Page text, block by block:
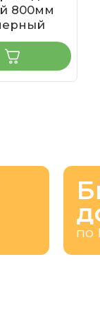
800мм
по